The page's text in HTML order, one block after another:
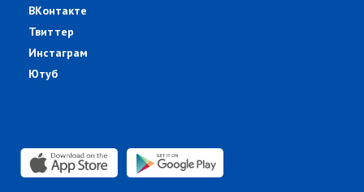
ВКонтакте
Твиттер
Инстаграм
Ютуб